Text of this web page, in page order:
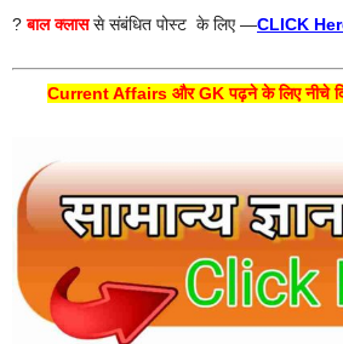
?बाल क्लाससे संबंधित पोस्ट के लिए —CLICK
Current Affairs और GK पढ़ने के लिए नीचे